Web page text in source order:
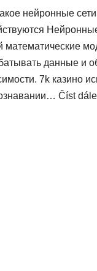
нейронные
математические
данные и
7k казино
Číst